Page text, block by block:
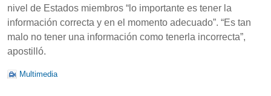
nivel de Estados miembros “lo importante es tener la
información correcta y en el momento adecuado”. “Es tan
malo no tener una información como tenerla incorrecta”,
apostilló.
Multimedia